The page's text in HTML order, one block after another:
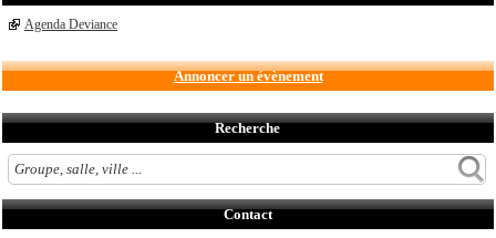
Agenda Deviance
Annoncer un évènement
Recherche
Contact